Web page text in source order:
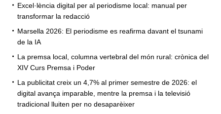
Excel·lència digital per al periodisme local: manual per
transformar la redacció
Marsella 2026: El periodisme es reafirma davant el tsunami
de la IA
La premsa local, columna vertebral del món rural: crònica del
XIV Curs Premsa i Poder
La publicitat creix un 4,7% al primer semestre de 2026: el
digital avança imparable, mentre la premsa i la televisió
tradicional lluiten per no desaparèixer